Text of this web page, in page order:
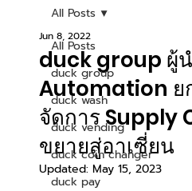
All Posts
duck group
duck wash
duck vending
duck coin changer
duck pay
All Posts
duck group ผู้
Automation ย
จัดการ Supply
ขยายสู่อาเซี่ยน
Jun 8, 2022
Updated: May 15, 2023